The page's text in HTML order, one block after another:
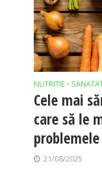
NUTRITIE •
Cele mai
care să le
21/08/2025